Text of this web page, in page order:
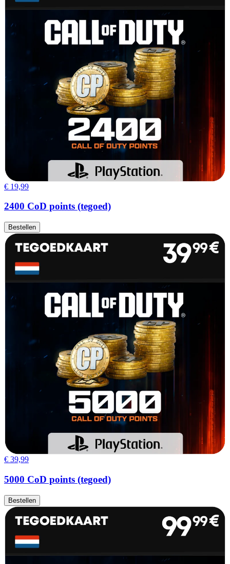
€ 19,99
2400 CoD points (tegoed)
Bestellen
€ 39,99
5000 CoD points (tegoed)
Bestellen